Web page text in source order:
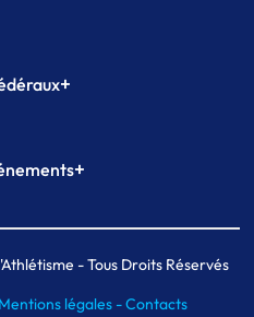
+
Formation
+
Paris indoor
de Paris- Tous Droits Réservés
Mentions légales -Contacts